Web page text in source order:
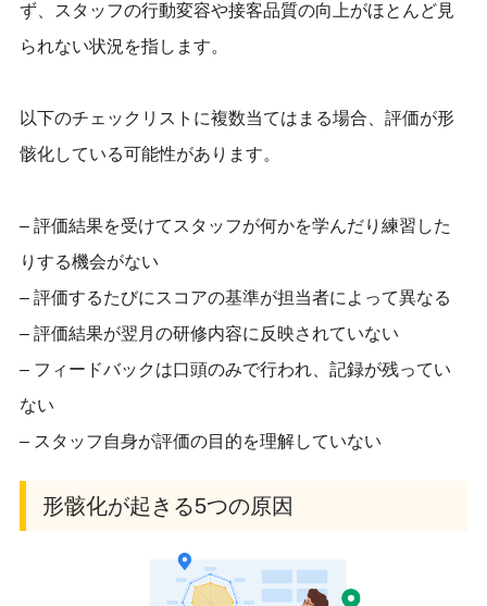
ず、スタッフの行動変容や接客品質の向上がほとんど見
られない状況を指します。
以下のチェックリストに複数当てはまる場合、評価が形
骸化している可能性があります。
– 評価結果を受けてスタッフが何かを学んだり練習した
りする機会がない
– 評価するたびにスコアの基準が担当者によって異なる
– 評価結果が翌月の研修内容に反映されていない
– フィードバックは口頭のみで行われ、記録が残ってい
ない
– スタッフ自身が評価の目的を理解していない
形骸化が起きる5つの原因